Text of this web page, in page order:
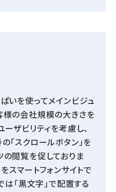
いを使ってメインビジュ
様の会社規模の大きさを
ーザビリティを考慮し、
「スクロールボタン」を
閲覧を促しておりま
スマートフォンサイトで
は「黒文字」で配置する